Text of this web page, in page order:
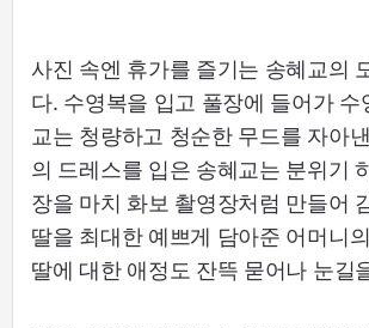
사진 속엔 휴가를 즐기는 송혜교의
다. 수영복을 입고 풀장에 들어가 수
교는 청량하고 청순한 무드를 자아
의 드레스를 입은 송혜교는 분위기
장을 마치 화보 촬영장처럼 만들어
딸을 최대한 예쁘게 담아준 어머니
딸에 대한 애정도 잔뜩 묻어나 눈길